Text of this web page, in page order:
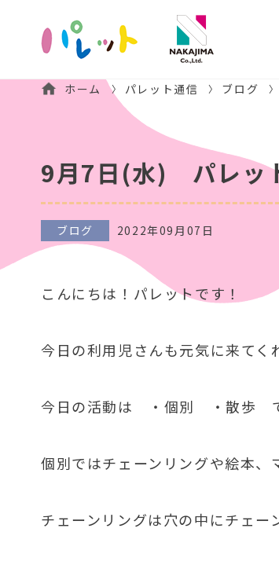
ホーム パレット通信 ブログ
9月7日(水) パレッ
ブログ 2022年09月07日
こんにちは！パレットです！
今日の利用児さんも元気に来て
今日の活動は ・個別 ・散歩
個別ではチェーンリングや絵本、
チェーンリングは穴の中にチェ